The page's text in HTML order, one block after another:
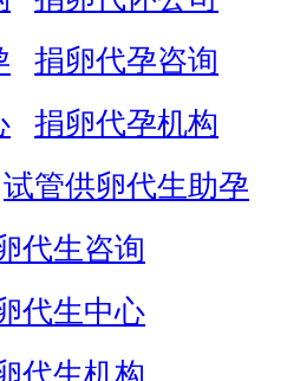
捐卵代孕咨询
捐卵代孕机构
试管供卵代生助孕
代生咨询
代生中心
代生机构